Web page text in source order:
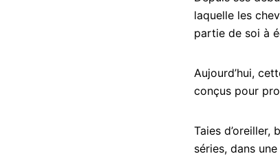
laquelle les
partie de soi à
Aujourd’hui,
conçus pour
Taies
séries, dans